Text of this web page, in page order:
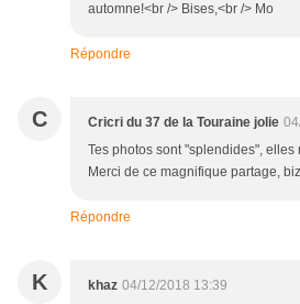
automne!<br /> Bises,<br /> Mo
Répondre
C Cricri du 37 de la Touraine jolie
Tes photos sont "splendides", elles
Merci de ce magnifique partage,
Répondre
K khaz 04/12/2018 13:39